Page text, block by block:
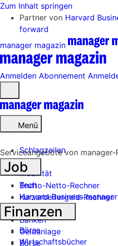
Zum Inhalt springen
Partner von Harvard
forward
manager magazin
Anmelden Abonnement
öffnen
Menü
Schlagzeilen
Mobilität
Tech
Harvard Business manager
Handel
Banken
Geldanlage
Börse
Serviceangebote von manager-
Job
Brutto-Netto-Rechner
Kurzarbeitergeld-Rechner
Finanzen
Börse
Wirtschaftsbücher